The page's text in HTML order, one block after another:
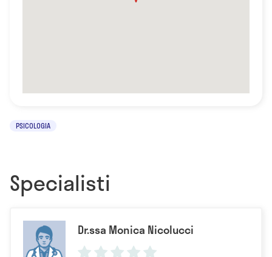
PSICOLOGIA
Specialisti
Dr.ssa Monica Nicolucci